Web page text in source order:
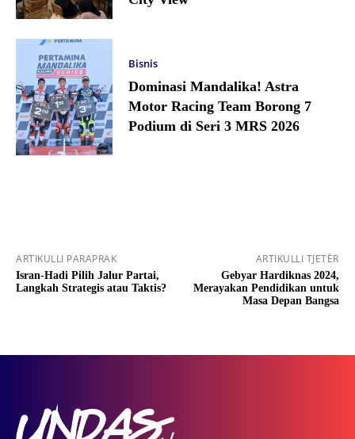
Bisnis
Dominasi Mandalika! Astra
Motor Racing Team Borong 7
Podium di Seri 3 MRS 2026
ARTIKULLI PARAPRAK
Isran-Hadi Pilih Jalur Partai,
Langkah Strategis atau Taktis?
ARTIKULLI TJETËR
Gebyar Hardiknas 2024,
Merayakan Pendidikan untuk
Masa Depan Bangsa